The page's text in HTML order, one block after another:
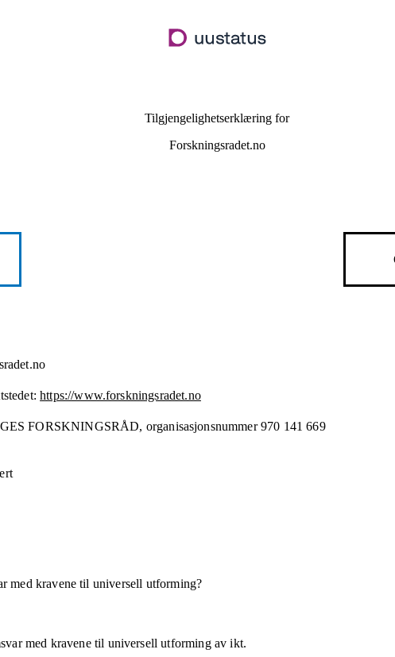
hovedinnhold
Tilgjengelighetserklæring for
Forskningsradet.no
https://www.forskningsradet.no
FORSKNINGSRÅD, organisasjonsnummer 970 141 669
med kravene til universell utforming?
med kravene til universell utforming av ikt.